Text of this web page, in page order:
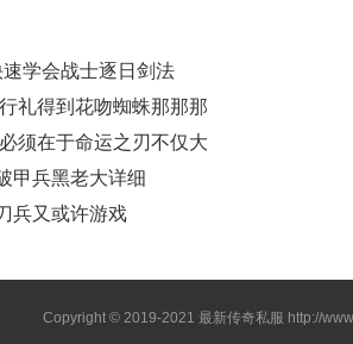
学会战士逐日剑法
礼得到花吻蜘蛛那那那
须在于命运之刃不仅大
甲兵黑老大详细
兵又或许游戏
Copyright © 2019-2021最新传奇私服 http://